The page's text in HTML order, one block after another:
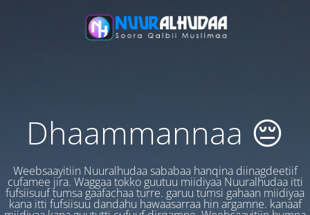
Dhaammannaa 😔
Weebsaayitiin Nuuralhudaa sababaa hanqina diinagdeetiif
cufamee jira. Waggaa tokko guutuu miidiyaa Nuuralhudaa itti
fufsiisuuf tumsa gaafachaa turre. garuu tumsi gahaan miidiyaa
kana itti fufsiisuu dandahu hawaasarraa hin argamne. kanaaf